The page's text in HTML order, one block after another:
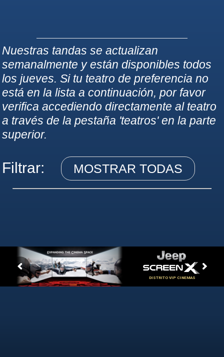
Nuestras tandas se actualizan
semanalmente y están disponibles todos
los jueves. Si tu teatro de preferencia no
está en la lista a continuación, por favor
verifica accediendo directamente al teatro
a través de la pestaña 'teatros' en la parte
superior.
Filtrar: MOSTRAR TODAS
DISTRITO VIP CINEMAS